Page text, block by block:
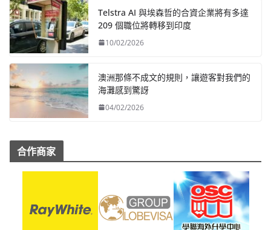
Telstra AI 與埃森哲的合資企業將有多達
209 個職位將轉移到印度
10/02/2026
澳洲那條不成文的規則，讓遊客對我們的
海灘感到驚訝
04/02/2026
合作商家